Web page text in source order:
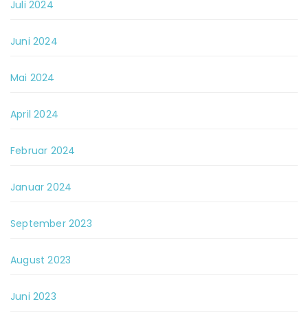
Juli 2024
Juni 2024
Mai 2024
April 2024
Februar 2024
Januar 2024
September 2023
August 2023
Juni 2023